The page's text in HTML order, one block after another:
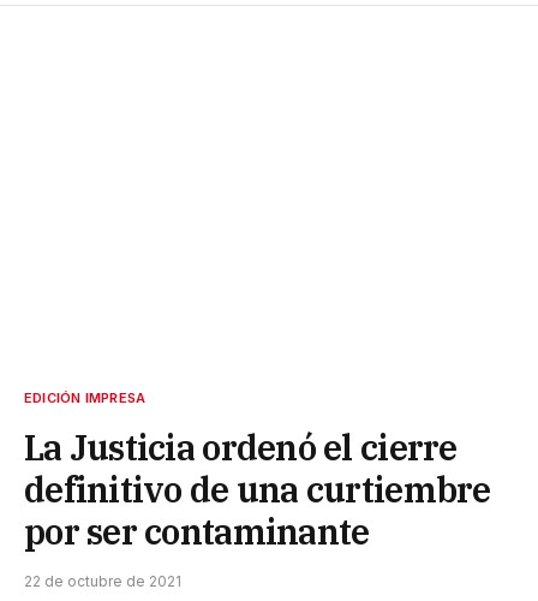
EDICIÓN IMPRESA
La Justicia ordenó el cierre
definitivo de una curtiembre
por ser contaminante
22 de octubre de 2021